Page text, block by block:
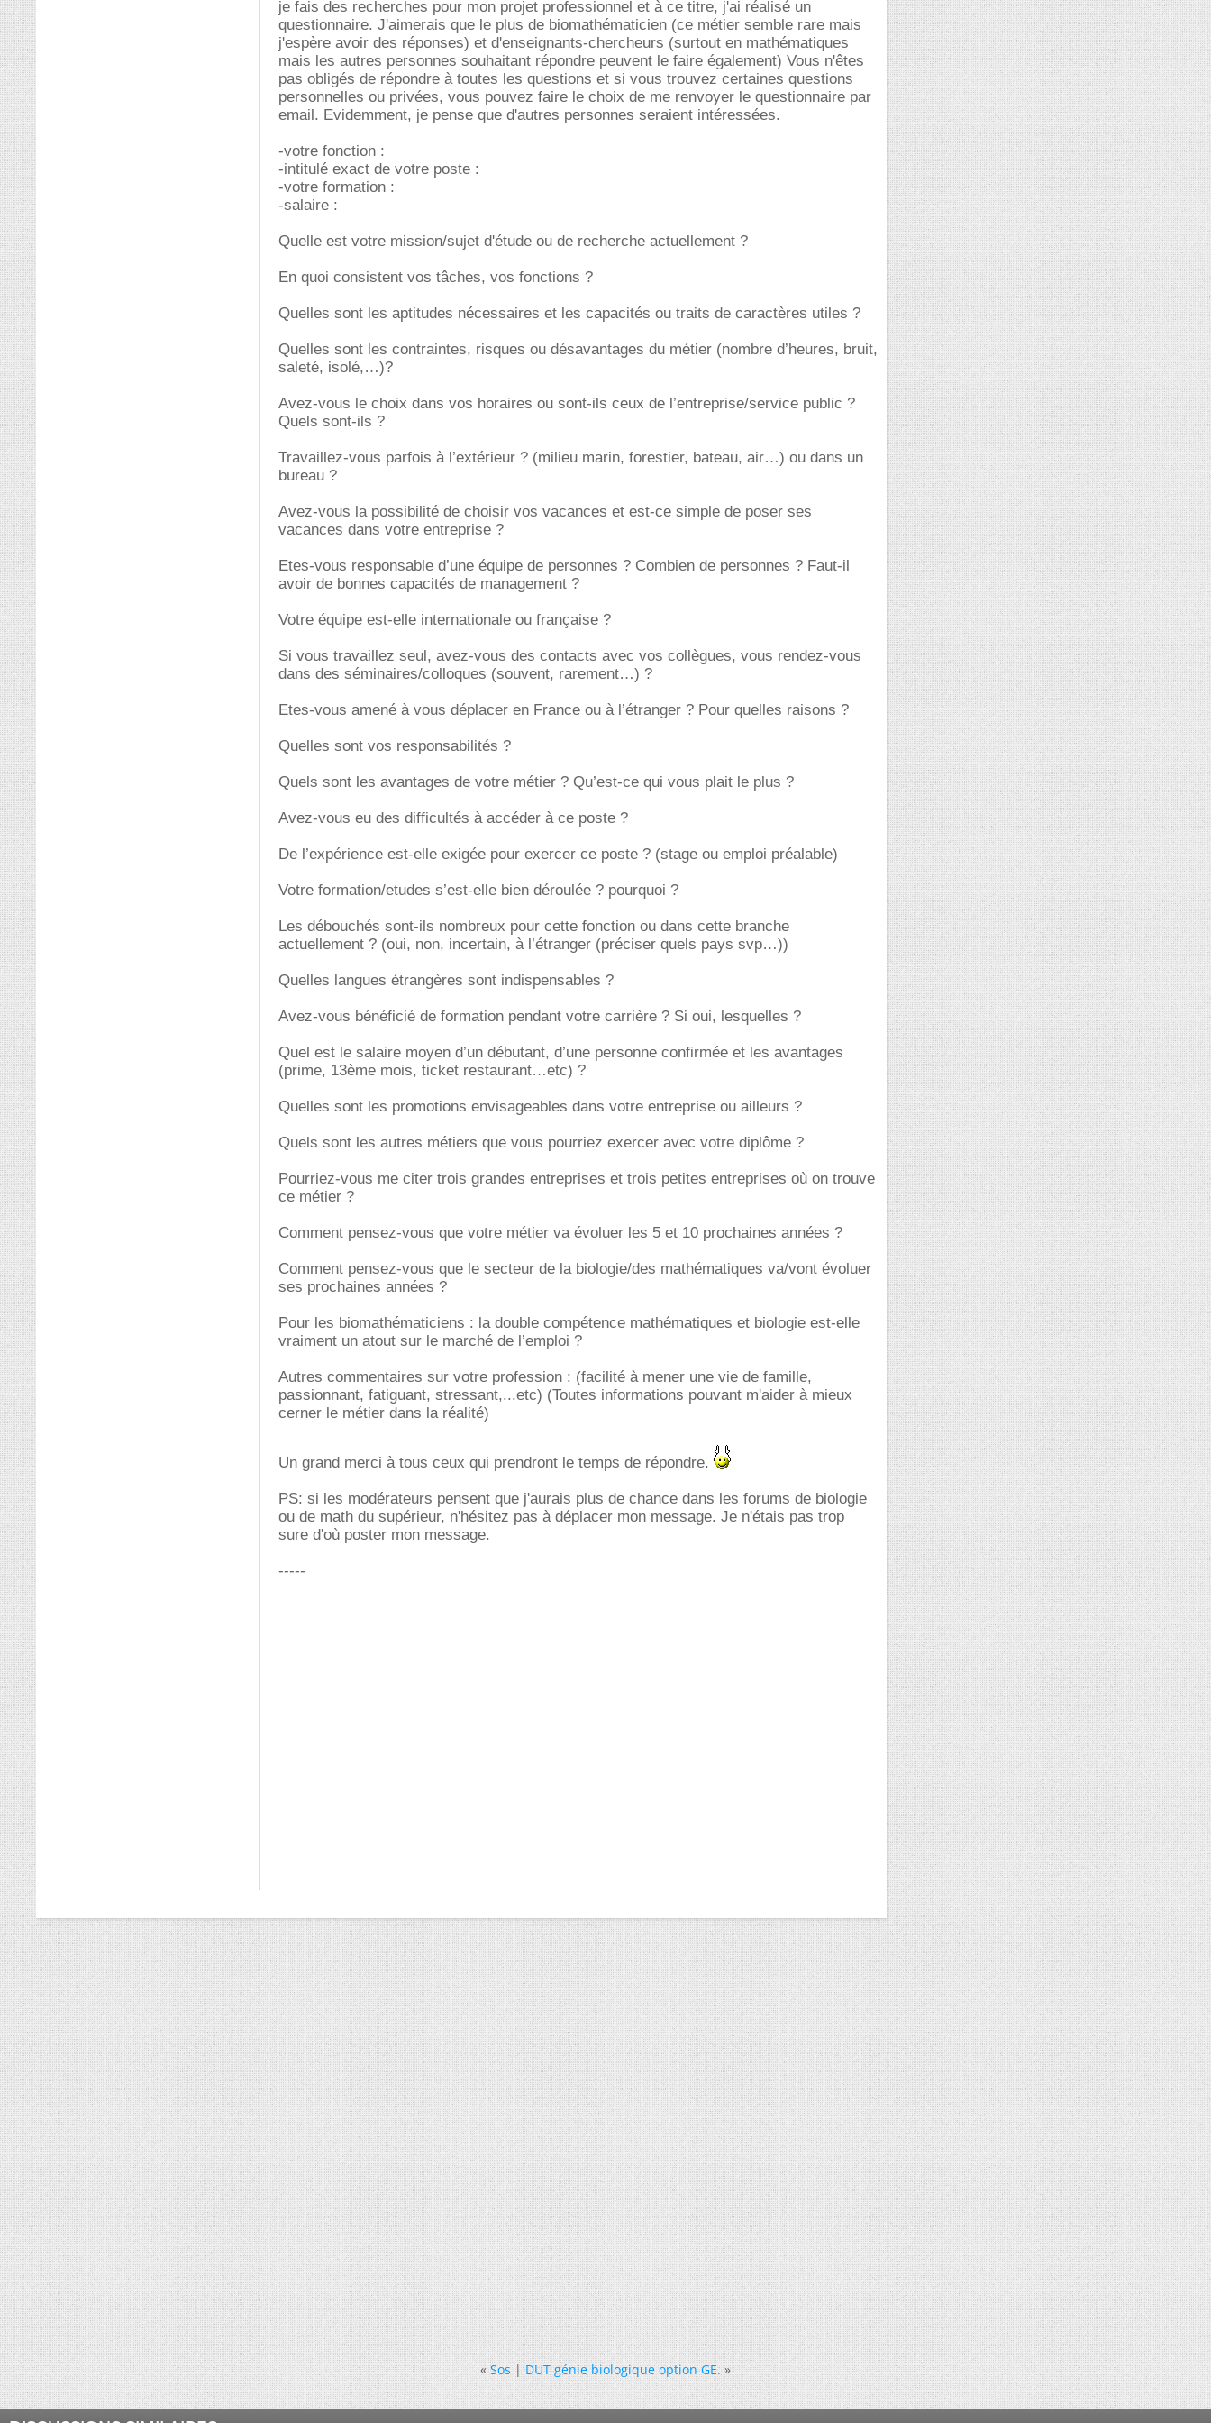
je fais des recherches pour mon projet professionnel et à ce titre, j'ai réalisé un
questionnaire. J'aimerais que le plus de biomathématicien (ce métier semble rare mais
j'espère avoir des réponses) et d'enseignants-chercheurs (surtout en mathématiques
mais les autres personnes souhaitant répondre peuvent le faire également) Vous n'êtes
pas obligés de répondre à toutes les questions et si vous trouvez certaines questions
personnelles ou privées, vous pouvez faire le choix de me renvoyer le questionnaire par
email. Evidemment, je pense que d'autres personnes seraient intéressées.
-votre fonction :
-intitulé exact de votre poste :
-votre formation :
-salaire :
Quelle est votre mission/sujet d'étude ou de recherche actuellement ?
En quoi consistent vos tâches, vos fonctions ?
Quelles sont les aptitudes nécessaires et les capacités ou traits de caractères utiles ?
Quelles sont les contraintes, risques ou désavantages du métier (nombre d’heures, bruit,
saleté, isolé,…)?
Avez-vous le choix dans vos horaires ou sont-ils ceux de l’entreprise/service public ?
Quels sont-ils ?
Travaillez-vous parfois à l’extérieur ? (milieu marin, forestier, bateau, air…) ou dans un
bureau ?
Avez-vous la possibilité de choisir vos vacances et est-ce simple de poser ses
vacances dans votre entreprise ?
Etes-vous responsable d’une équipe de personnes ? Combien de personnes ? Faut-il
avoir de bonnes capacités de management ?
Votre équipe est-elle internationale ou française ?
Si vous travaillez seul, avez-vous des contacts avec vos collègues, vous rendez-vous
dans des séminaires/colloques (souvent, rarement…) ?
Etes-vous amené à vous déplacer en France ou à l’étranger ? Pour quelles raisons ?
Quelles sont vos responsabilités ?
Quels sont les avantages de votre métier ? Qu’est-ce qui vous plait le plus ?
Avez-vous eu des difficultés à accéder à ce poste ?
De l’expérience est-elle exigée pour exercer ce poste ? (stage ou emploi préalable)
Votre formation/etudes s’est-elle bien déroulée ? pourquoi ?
Les débouchés sont-ils nombreux pour cette fonction ou dans cette branche
actuellement ? (oui, non, incertain, à l’étranger (préciser quels pays svp…))
Quelles langues étrangères sont indispensables ?
Avez-vous bénéficié de formation pendant votre carrière ? Si oui, lesquelles ?
Quel est le salaire moyen d’un débutant, d’une personne confirmée et les avantages
(prime, 13ème mois, ticket restaurant…etc) ?
Quelles sont les promotions envisageables dans votre entreprise ou ailleurs ?
Quels sont les autres métiers que vous pourriez exercer avec votre diplôme ?
Pourriez-vous me citer trois grandes entreprises et trois petites entreprises où on trouve
ce métier ?
Comment pensez-vous que votre métier va évoluer les 5 et 10 prochaines années ?
Comment pensez-vous que le secteur de la biologie/des mathématiques va/vont évoluer
ses prochaines années ?
Pour les biomathématiciens : la double compétence mathématiques et biologie est-elle
vraiment un atout sur le marché de l’emploi ?
Autres commentaires sur votre profession : (facilité à mener une vie de famille,
passionnant, fatiguant, stressant,...etc) (Toutes informations pouvant m'aider à mieux
cerner le métier dans la réalité)
Un grand merci à tous ceux qui prendront le temps de répondre.
PS: si les modérateurs pensent que j'aurais plus de chance dans les forums de biologie
ou de math du supérieur, n'hésitez pas à déplacer mon message. Je n'étais pas trop
sure d'où poster mon message.
-----
« Sos|DUT génie biologique option GE. »